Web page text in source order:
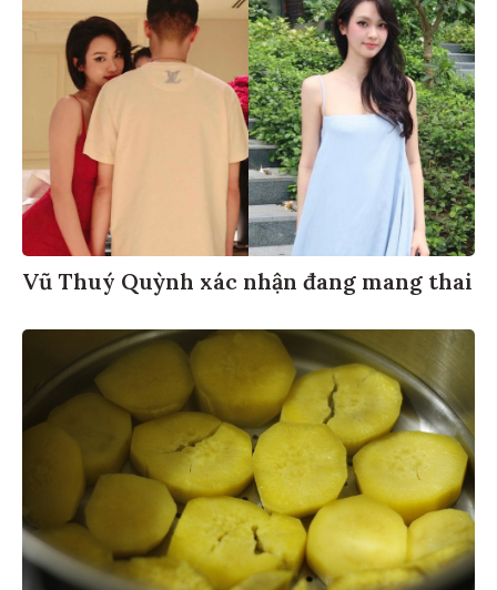
Vũ Thuý Quỳnh xác nhận đang mang thai